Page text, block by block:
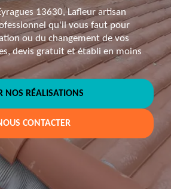
13630, Lafleur artisan
qu'il vous faut pour
ou du changement de vos
devis gratuit et établi en moins
NOS RÉALISATIONS
CONTACTER